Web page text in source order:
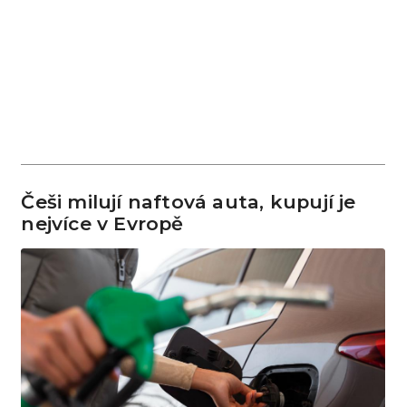
Češi milují naftová auta, kupují je
nejvíce v Evropě